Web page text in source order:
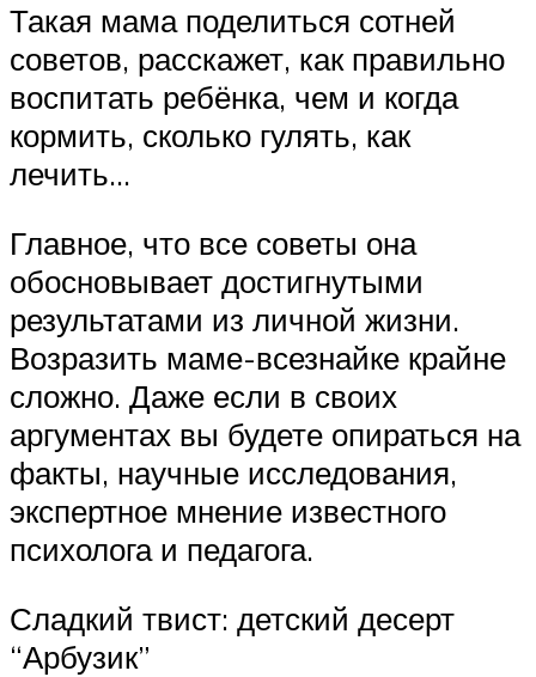
Такая мама поделиться сотней
советов, расскажет, как правильно
воспитать ребёнка, чем и когда
кормить, сколько гулять, как
лечить…
Главное, что все советы она
обосновывает достигнутыми
результатами из личной жизни.
Возразить маме-всезнайке крайне
сложно. Даже если в своих
аргументах вы будете опираться на
факты, научные исследования,
экспертное мнение известного
психолога и педагога.
Сладкий твист: детский десерт
“Арбузик”